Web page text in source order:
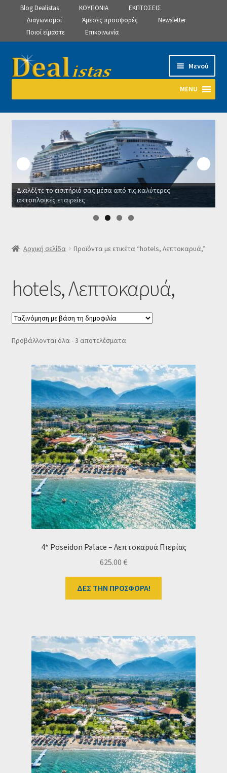
Blog Dealistas ΚΟΥΠΟΝΙΑ
ΕΚΠΤΩΣΕΙΣ
Διαγωνισμοί
Άμεσες προσφορές
Newsletter
Ποιοί είμαστε
Επικοινωνία
Απευθείας
μετάβαση
πλοήγηση
Μετάβαση
σε
Μενού
MENU
Αρχική
Manage Subscriptions
Manage Subscriptions
Manage Subscriptions
SLIDER
Καλάθι
Κατάστημα
Ο λογαριασμός μου
Ταμείο
HOME
Διαλέξτε το εισιτήριό σας μέσα από τις καλύτερες
ακτοπλοϊκές εταιρείες
Αρχική σελίδα Προϊόντα με ετικέτα “hotels, Λεπτοκαρυά,”
hotels, Λεπτοκαρυά,
Προβάλλονται όλα - 3 αποτελέσματαSorted
4* Poseidon Palace – Λεπτοκαρυά Πιερίας
625.00 €
ΔΕΣ ΤΗΝ ΠΡΟΣΦΟΡΑ!